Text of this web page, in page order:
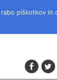
IN DRUŽBENA
piškotkov in